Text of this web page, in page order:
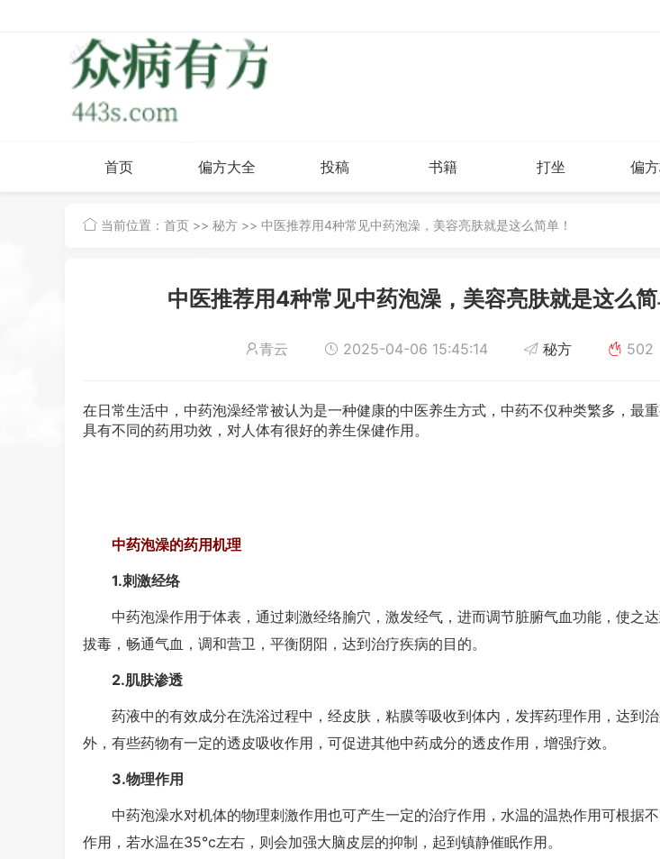
首页 偏方大全 投稿 书籍 打坐 偏
当前位置： 首页 >> 秘方 >> 中医推荐用4种常见中药泡澡，美容亮肤就是这么简单！
中医推荐用4种常见中药泡澡，美容亮肤就是这么简
青云 2025-04-06 15:45:14 秘方 502
在日常生活中，中药泡澡经常被认为是一种健康的中医养生方式，中药不仅种类繁多，最
具有不同的药用功效，对人体有很好的养生保健作用。
中药泡澡的药用机理
1.刺激经络
中药泡澡作用于体表，通过刺激经络腧穴，激发经气，进而调节脏腑气血功能，使之
拔毒，畅通气血，调和营卫，平衡阴阳，达到治疗疾病的目的。
2.肌肤渗透
药液中的有效成分在洗浴过程中，经皮肤，粘膜等吸收到体内，发挥药理作用，达到
外，有些药物有一定的透皮吸收作用，可促进其他中药成分的透皮作用，增强疗效。
3.物理作用
中药泡澡水对机体的物理刺激作用也可产生一定的治疗作用，水温的温热作用可根据
作用，若水温在35°c左右，则会加强大脑皮层的抑制，起到镇静催眠作用。